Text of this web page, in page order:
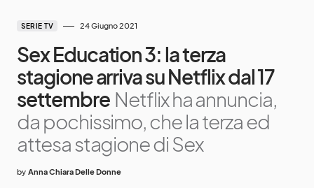
SERIE TV 24 Giugno 2021
Sex Education 3: la terza
stagione arriva su Netflix dal 17
settembre Netflix ha annuncia,
da pochissimo, che la terza ed
attesa stagione di Sex
by Anna Chiara Delle Donne